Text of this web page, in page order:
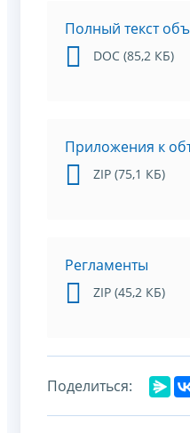
Полный текст
DOC (85,2 КБ)
Приложения к
ZIP (75,1 КБ)
Регламенты
ZIP (45,2 КБ)
Поделиться: